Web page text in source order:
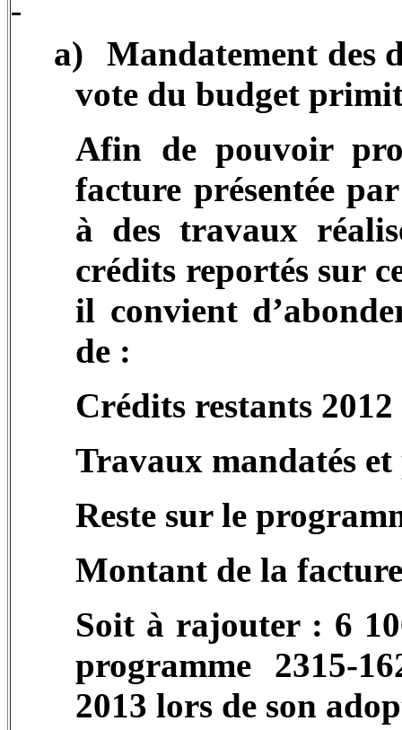
a)
Mandatement des
vote du budget
Afin de pouvoir
facture présentée
à des travaux
crédits reportés sur
il convient
de :
Crédits restants
Travaux mandatés et
Reste sur le
Montant de la
Soit à rajouter : 6
programme 2315-
2013 lors de son